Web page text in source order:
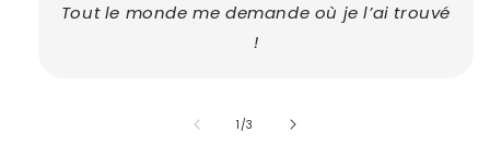
Tout le monde me demande où je l’ai trouvé
!
1 /of
3